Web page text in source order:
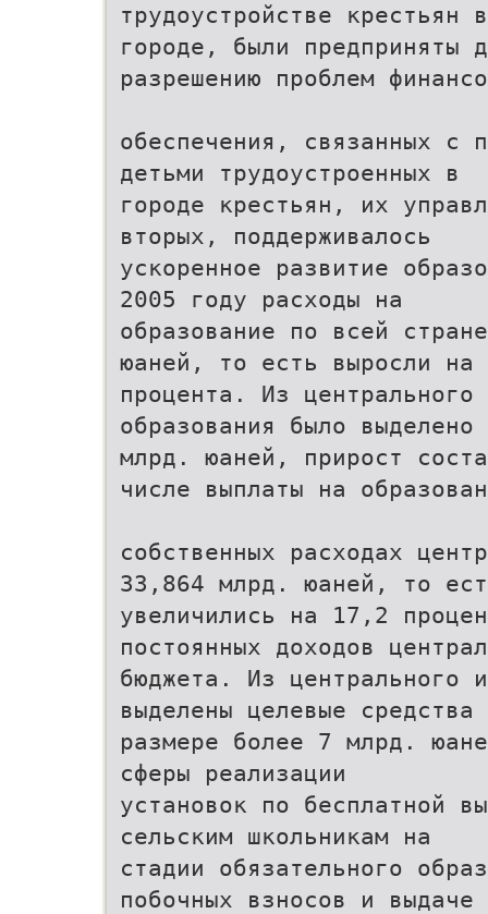
трудоустройстве крестьян в
городе, были предприняты
разрешению проблем
обеспечения, связанных с
детьми трудоустроенных в
городе крестьян, их
вторых, поддерживалось
ускоренное развитие
2005 году расходы на
образование по всей
юаней, то есть выросли на
процента. Из
образования было
млрд. юаней, прирост
числе выплаты на
собственных расходах
33,864 млрд. юаней, то
увеличились на 17,2
постоянных доходов
бюджета. Из центрального
выделены целевые средства
размере более 7 млрд.
сферы реализации
установок по бесплатной
сельским школьникам на
стадии обязательного
побочных взносов и выдаче